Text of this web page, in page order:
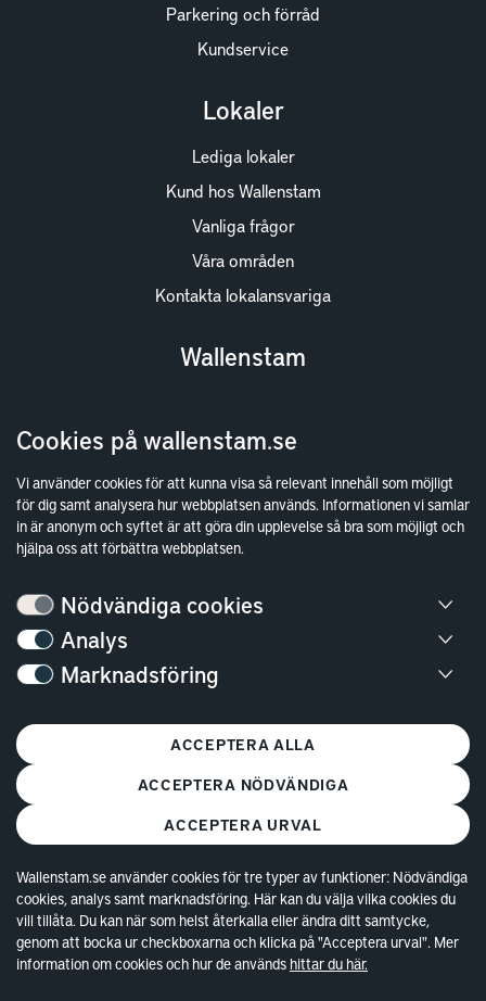
Cookies på wallenstam.se
Vi använder cookies för att kunna visa så relevant innehåll som möjligt
för dig samt analysera hur webbplatsen används. Informationen vi samlar
in är anonym och syftet är att göra din upplevelse så bra som möjligt och
hjälpa oss att förbättra webbplatsen.
Nödvändiga cookies
Analys
Marknadsföring
ACCEPTERA ALLA
ACCEPTERA NÖDVÄNDIGA
ACCEPTERA URVAL
Wallenstam.se använder cookies för tre typer av funktioner: Nödvändiga
cookies, analys samt marknadsföring. Här kan du välja vilka cookies du
vill tillåta. Du kan när som helst återkalla eller ändra ditt samtycke,
genom att bocka ur checkboxarna och klicka på "Acceptera urval". Mer
information om cookies och hur de används hittar du här.
Parkering och förråd
Kundservice
Lokaler
Lediga lokaler
Kund hos Wallenstam
Vanliga frågor
Våra områden
Kontakta lokalansvariga
Wallenstam
Finansiella rapporter
Sök fakturamottagare
Våra fastigheter
Hållbarhet
Kundservice
Stockholm
© Copyright 2026 Wallenstam AB (publ)
Cookies
Behandling av personuppgifter
In english